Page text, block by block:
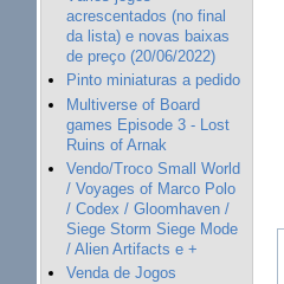
acrescentados (no final
da lista) e novas baixas
de preço (20/06/2022)
Pinto miniaturas a pedido
Multiverse of Board
games Episode 3 - Lost
Ruins of Arnak
Vendo/Troco Small World
/ Voyages of Marco Polo
/ Codex / Gloomhaven /
Siege Storm Siege Mode
/ Alien Artifacts e +
Venda de Jogos